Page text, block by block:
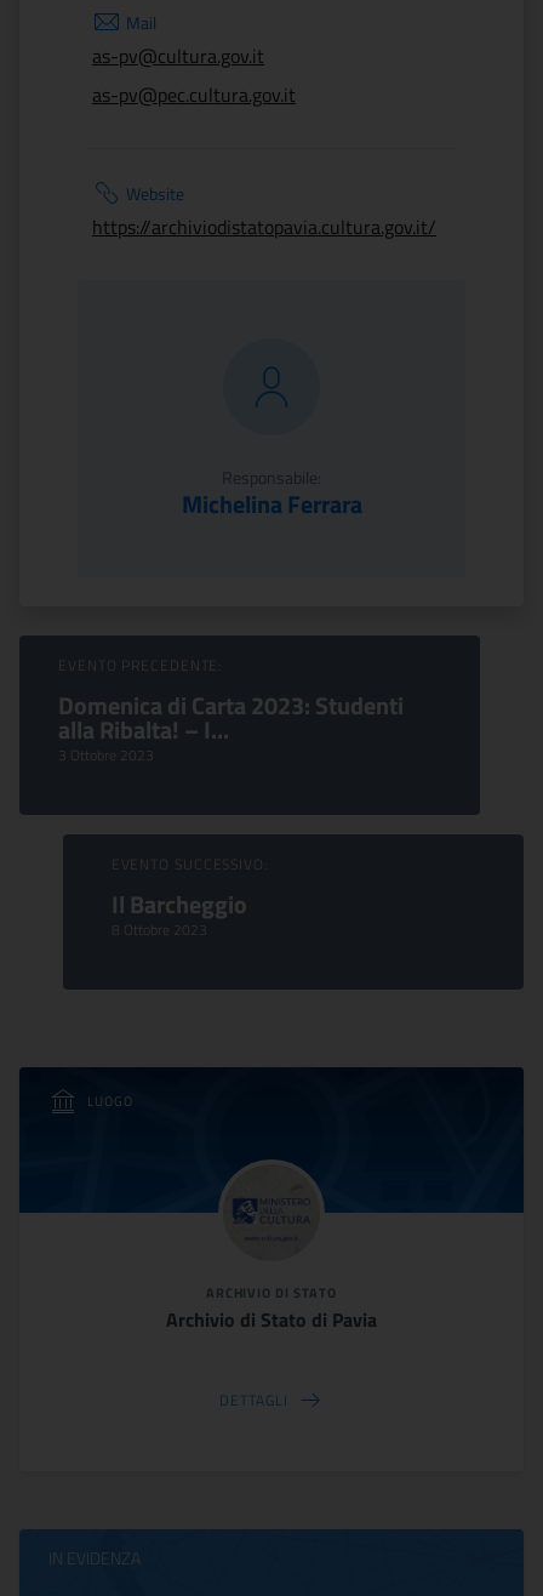
Mail
as-pv@cultura.gov.it
as-pv@pec.cultura.gov.it
Website
https://archiviodistatopavia.cultura.gov.it/
Responsabile:
Michelina Ferrara
Sfoglia Eventi
EVENTO PRECEDENTE:
Domenica di Carta 2023: Studenti
alla Ribalta! – I...
3 Ottobre 2023
EVENTO SUCCESSIVO:
Il Barcheggio
8 Ottobre 2023
LUOGO
ARCHIVIO DI STATO
Archivio di Stato di Pavia
DETTAGLI
IN EVIDENZA